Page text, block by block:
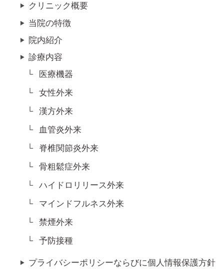
クリニック概要
当院の特徴
院内紹介
診療内容
医療機器
女性外来
漢方外来
血管炎外来
脊椎関節炎外来
骨粗鬆症外来
ハイドロリリース外来
マインドフルネス外来
禁煙外来
予防接種
プライバシーポリシーならびに個人情報保護方針